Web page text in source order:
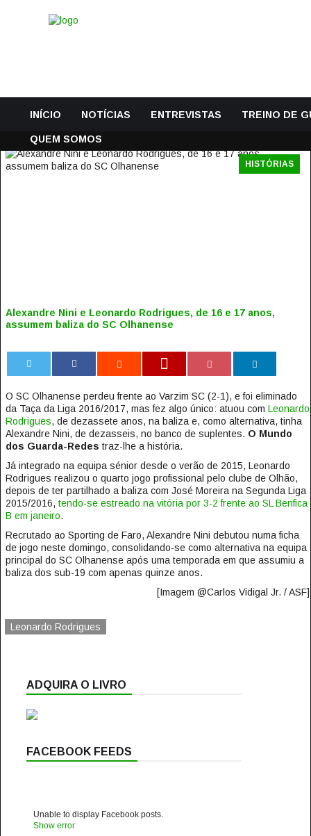
INÍCIO NOTÍCIAS ENTREVISTAS TREINO DE
QUEM SOMOS
HISTÓRIAS
Alexandre Nini e Leonardo Rodrigues, de 16 e 17 anos,
assumem baliza do SC Olhanense
O SC Olhanense perdeu frente ao Varzim SC (2-1), e foi eliminado
da Taça da Liga 2016/2017, mas fez algo único: atuou com Leonardo
Rodrigues, de dezassete anos, na baliza e, como alternativa, tinha
Alexandre Nini, de dezasseis, no banco de suplentes. O Mundo
dos Guarda-Redes traz-lhe a história.
Já integrado na equipa sénior desde o verão de 2015, Leonardo
Rodrigues realizou o quarto jogo profissional pelo clube de Olhão,
depois de ter partilhado a baliza com José Moreira na Segunda Liga
2015/2016, tendo-se estreado na vitória por 3-2 frente ao SL Benfica
B em janeiro.
Recrutado ao Sporting de Faro, Alexandre Nini debutou numa ficha
de jogo neste domingo, consolidando-se como alternativa na equipa
principal do SC Olhanense após uma temporada em que assumiu a
baliza dos sub-19 com apenas quinze anos.
[Imagem @Carlos Vidigal Jr. / ASF]
Leonardo Rodrigues
ADQUIRA O LIVRO
FACEBOOK FEEDS
Unable to display Facebook posts.
Show error